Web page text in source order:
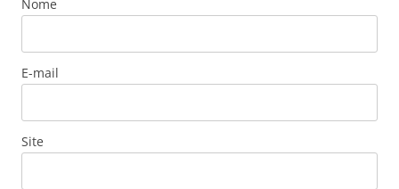
Nome
E-mail
Site